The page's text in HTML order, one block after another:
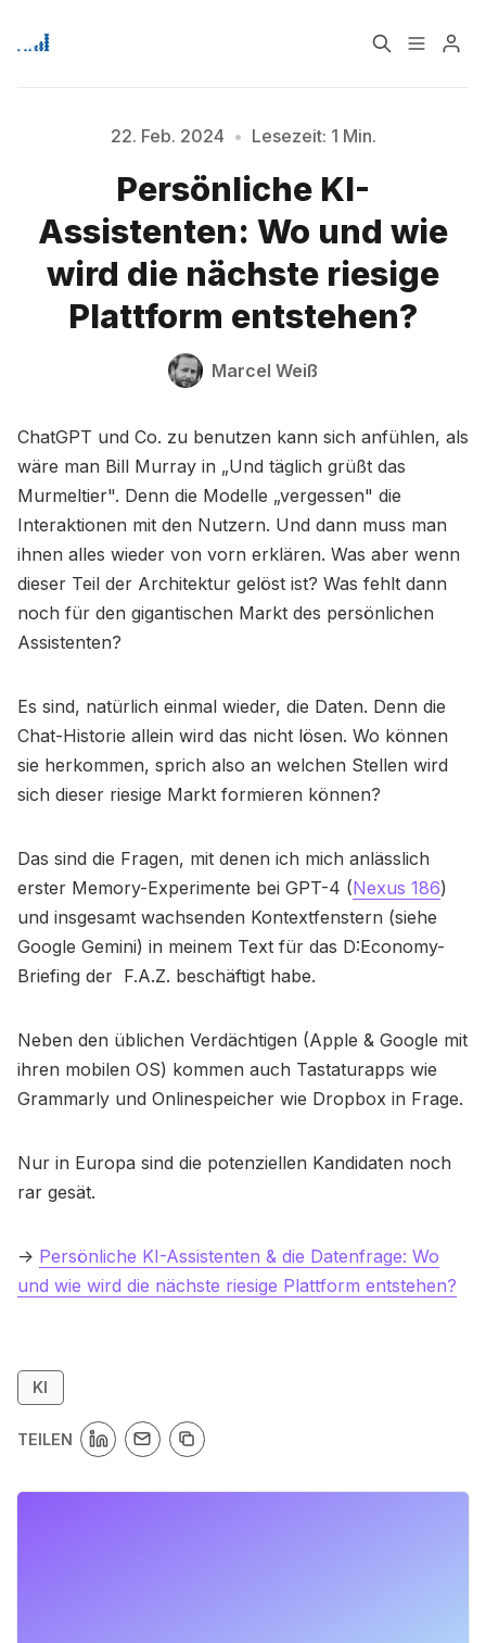
22. Feb. 2024 • Lesezeit: 1 Min.
Persönliche KI-
Assistenten: Wo und wie
wird die nächste riesige
Plattform entstehen?
Marcel Weiß
ChatGPT und Co. zu benutzen kann sich anfühlen, als
wäre man Bill Murray in „Und täglich grüßt das
Murmeltier". Denn die Modelle „vergessen" die
Interaktionen mit den Nutzern. Und dann muss man
ihnen alles wieder von vorn erklären. Was aber wenn
dieser Teil der Architektur gelöst ist? Was fehlt dann
noch für den gigantischen Markt des persönlichen
Assistenten?
Es sind, natürlich einmal wieder, die Daten. Denn die
Chat-Historie allein wird das nicht lösen. Wo können
sie herkommen, sprich also an welchen Stellen wird
sich dieser riesige Markt formieren können?
Das sind die Fragen, mit denen ich mich anlässlich
erster Memory-Experimente bei GPT-4 (Nexus 186)
und insgesamt wachsenden Kontextfenstern (siehe
Google Gemini) in meinem Text für das D:Economy-
Briefing der F.A.Z. beschäftigt habe.
Neben den üblichen Verdächtigen (Apple & Google mit
ihren mobilen OS) kommen auch Tastaturapps wie
Grammarly und Onlinespeicher wie Dropbox in Frage.
Nur in Europa sind die potenziellen Kandidaten noch
rar gesät.
-> Persönliche KI-Assistenten & die Datenfrage: Wo
und wie wird die nächste riesige Plattform entstehen?
KI
TEILEN